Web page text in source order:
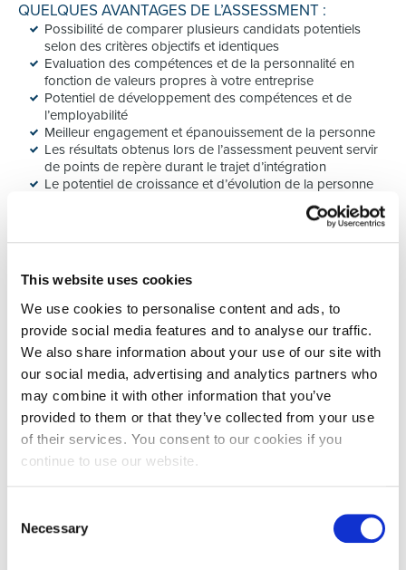
This website uses cookies
We use cookies to personalise content and ads, to
provide social media features and to analyse our traffic.
We also share information about your use of our site with
our social media, advertising and analytics partners who
may combine it with other information that you’ve
provided to them or that they’ve collected from your use
of their services. You consent to our cookies if you
continue to use our website.
Selection
Necessary
QUELQUES AVANTAGES DE L’ASSESSMENT :
Possibilité de comparer plusieurs candidats potentiels
selon des critères objectifs et identiques
Evaluation des compétences et de la personnalité en
fonction de valeurs propres à votre entreprise
Potentiel de développement des compétences et de
l’employabilité
Meilleur engagement et épanouissement de la personne
Les résultats obtenus lors de l’assessment peuvent servir
de points de repère durant le trajet d’intégration
Le potentiel de croissance et d’évolution de la personne
est plus clair, ce qui permet d’envisager votre stratégie à
recrutement en toute connaissance de cause, mais également
en étant capable de prévoir au mieux l’intégration de votre
collaborateur au sein de sa nouvelle équipe et dans
l’entreprise.
Nous pensons que trouver les bons talents ne se limite pas à
évaluer les compétences opérationnelles et c’est pour cette
raison que nous avons développé des assessments centers
qui offrent une vision holistique du candidat : ses talents, ses
motivations et sa personnalité.